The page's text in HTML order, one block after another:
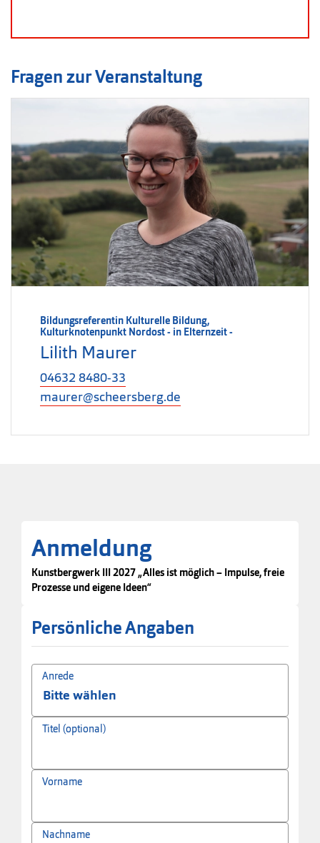
Fragen zur Veranstaltung
Bildungsreferentin Kulturelle Bildung,
Kulturknotenpunkt Nordost - in Elternzeit -
Lilith Maurer
04632 8480-33
maurer@scheersberg.de
Anmeldung
Kunstbergwerk III 2027 „Alles ist möglich – Impulse, freie
Prozesse und eigene Ideen“
Persönliche Angaben
Anrede
Titel (optional)
Vorname
Nachname